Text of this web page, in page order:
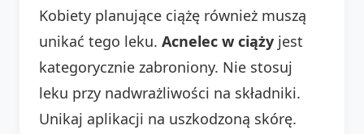
Kobiety planujące ciążę również muszą
unikać tego leku. Acnelec w ciąży jest
kategorycznie zabroniony. Nie stosuj
leku przy nadwrażliwości na składniki.
Unikaj aplikacji na uszkodzoną skórę.